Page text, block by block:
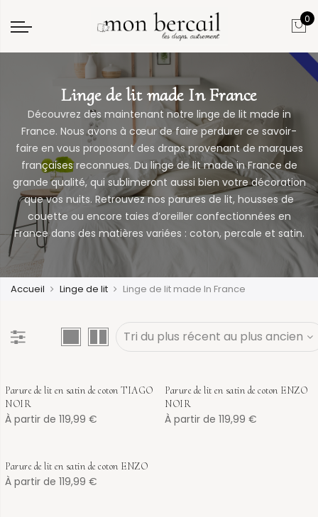
0
Linge de lit made In France
Découvrez dès maintenant notre linge de lit made in
France. Nous avons à cœur de faire perdurer ce savoir-
faire en vous proposant des draps provenant de marques
françaises reconnues. Du linge de lit made in France de
grande qualité, qui sublimeront aussi bien votre décoration
que vos nuits. Retrouvez nos parures de lit, housses de
couette ou encore taies d’oreiller confectionnées en
France dans des matières variées : coton, percale et satin.
Accueil Linge de lit Linge de lit made In France
Parure de lit en satin de coton TIAGO
NOIR
À partir de 119,99 €
Parure de lit en satin de coton ENZO
NOIR
À partir de 119,99 €
Parure de lit en satin de coton ENZO
À partir de 119,99 €